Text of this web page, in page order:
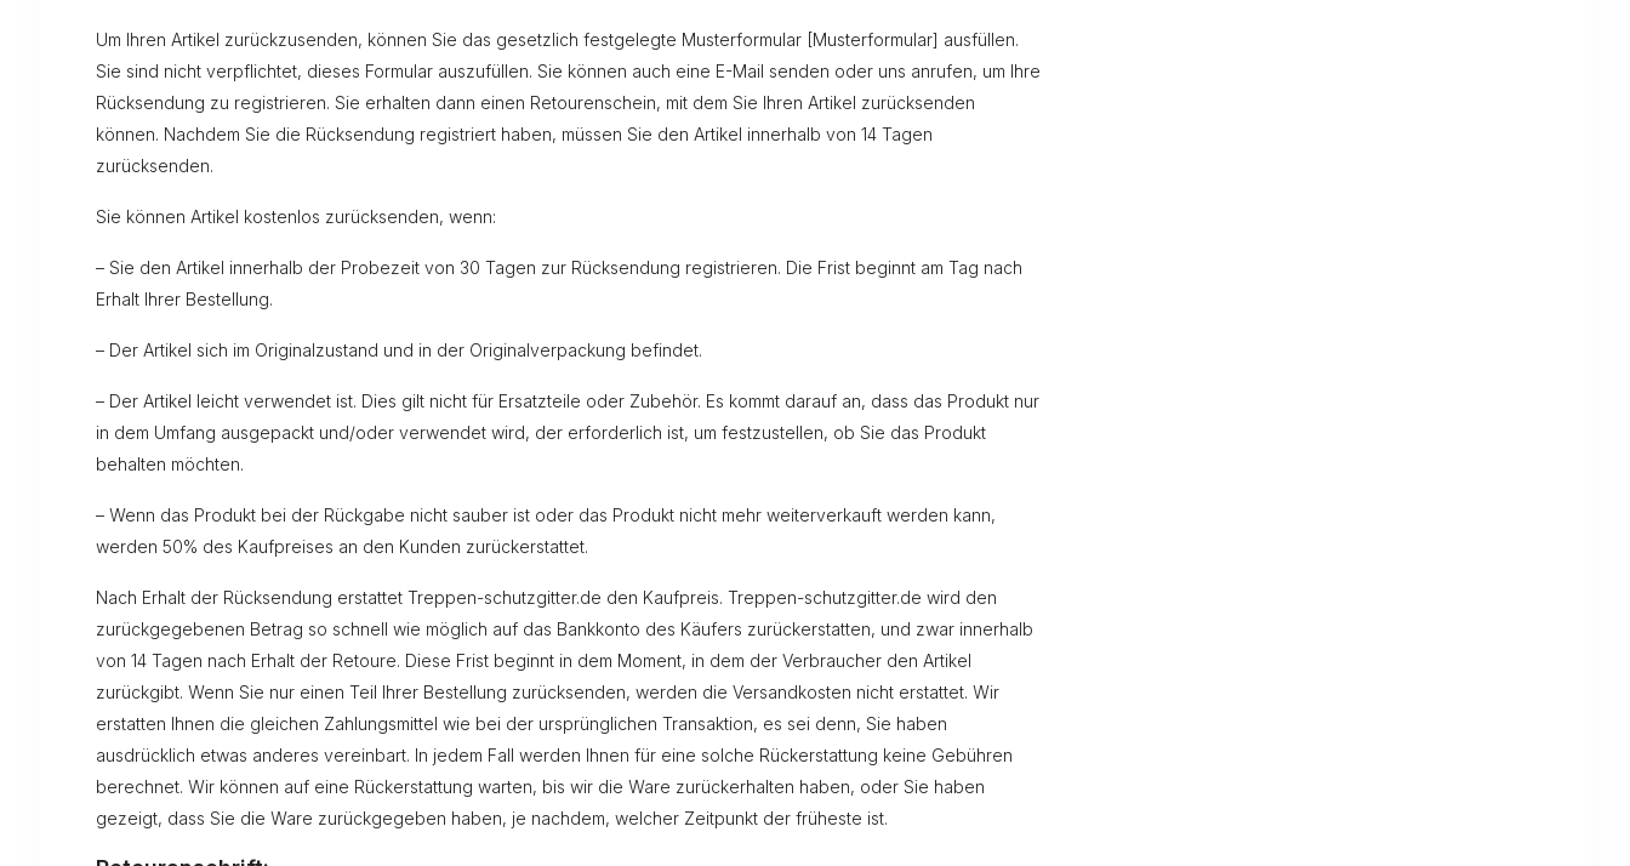
Um Ihren Artikel zurückzusenden, können Sie das gesetzlich festgelegte Musterformular [Musterformular] ausfüllen.
Sie sind nicht verpflichtet, dieses Formular auszufüllen. Sie können auch eine E-Mail senden oder uns anrufen, um Ihre
Rücksendung zu registrieren. Sie erhalten dann einen Retourenschein, mit dem Sie Ihren Artikel zurücksenden
können. Nachdem Sie die Rücksendung registriert haben, müssen Sie den Artikel innerhalb von 14 Tagen
zurücksenden.
Sie können Artikel kostenlos zurücksenden, wenn:
– Sie den Artikel innerhalb der Probezeit von 30 Tagen zur Rücksendung registrieren. Die Frist beginnt am Tag nach
Erhalt Ihrer Bestellung.
– Der Artikel sich im Originalzustand und in der Originalverpackung befindet.
– Der Artikel leicht verwendet ist. Dies gilt nicht für Ersatzteile oder Zubehör. Es kommt darauf an, dass das Produkt nur
in dem Umfang ausgepackt und/oder verwendet wird, der erforderlich ist, um festzustellen, ob Sie das Produkt
behalten möchten.
– Wenn das Produkt bei der Rückgabe nicht sauber ist oder das Produkt nicht mehr weiterverkauft werden kann,
werden 50% des Kaufpreises an den Kunden zurückerstattet.
Nach Erhalt der Rücksendung erstattet Treppen-schutzgitter.de den Kaufpreis. Treppen-schutzgitter.de wird den
zurückgegebenen Betrag so schnell wie möglich auf das Bankkonto des Käufers zurückerstatten, und zwar innerhalb
von 14 Tagen nach Erhalt der Retoure. Diese Frist beginnt in dem Moment, in dem der Verbraucher den Artikel
zurückgibt. Wenn Sie nur einen Teil Ihrer Bestellung zurücksenden, werden die Versandkosten nicht erstattet. Wir
erstatten Ihnen die gleichen Zahlungsmittel wie bei der ursprünglichen Transaktion, es sei denn, Sie haben
ausdrücklich etwas anderes vereinbart. In jedem Fall werden Ihnen für eine solche Rückerstattung keine Gebühren
berechnet. Wir können auf eine Rückerstattung warten, bis wir die Ware zurückerhalten haben, oder Sie haben
gezeigt, dass Sie die Ware zurückgegeben haben, je nachdem, welcher Zeitpunkt der früheste ist.